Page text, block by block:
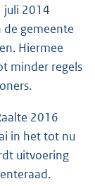
juli 2014
gemeente
Hiermee
minder regels
2016
in het tot nu
uitvoering